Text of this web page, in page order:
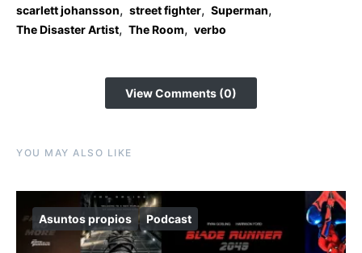
scarlett johansson, street fighter, Superman,
The Disaster Artist, The Room, verbo
View Comments (0)
YOU MAY ALSO LIKE
Asuntos propios Podcast